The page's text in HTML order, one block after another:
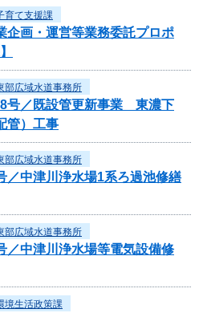
育て支援課
企画・運営等業務委託プロポ
部広域水道事務所
8号／既設管更新事業 東濃下
管）工事
部広域水道事務所
／中津川浄水場1系ろ過池修繕
部広域水道事務所
／中津川浄水場等電気設備修
境生活政策課